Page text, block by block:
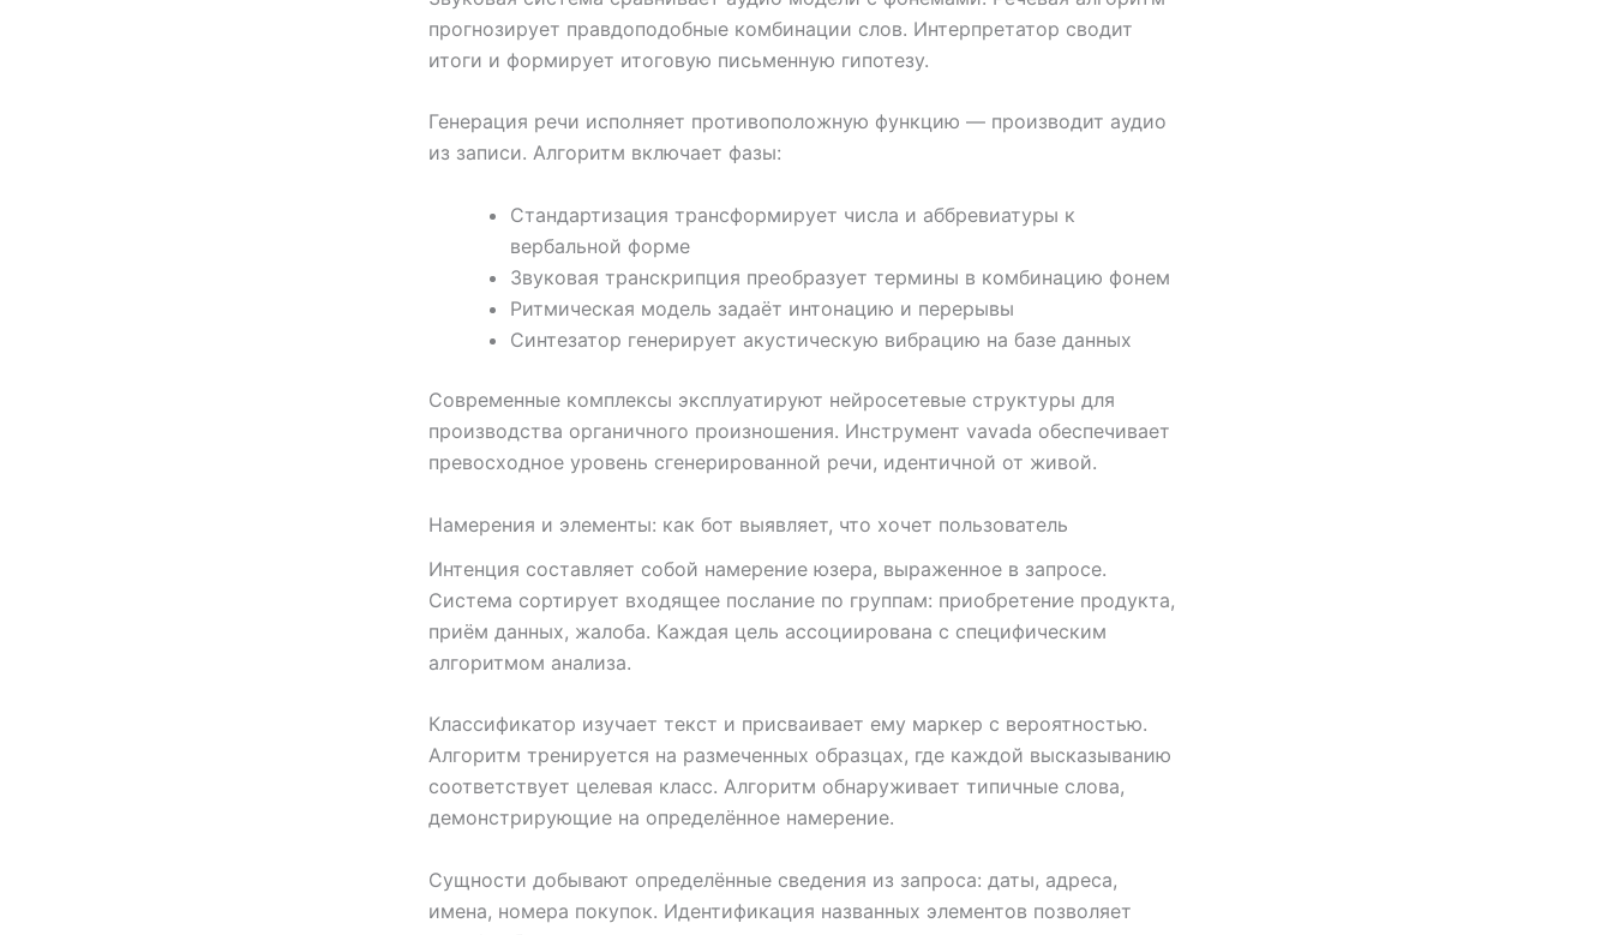
прогнозирует правдоподобные комбинации слов. Интерпретатор сводит
итоги и формирует итоговую письменную гипотезу.
Генерация речи исполняет противоположную функцию — производит аудио
из записи. Алгоритм включает фазы:
Стандартизация трансформирует числа и аббревиатуры к
вербальной форме
Звуковая транскрипция преобразует термины в комбинацию фонем
Ритмическая модель задаёт интонацию и перерывы
Синтезатор генерирует акустическую вибрацию на базе данных
Современные комплексы эксплуатируют нейросетевые структуры для
производства органичного произношения. Инструмент vavada обеспечивает
превосходное уровень сгенерированной речи, идентичной от живой.
Намерения и элементы: как бот выявляет, что хочет пользователь
Интенция составляет собой намерение юзера, выраженное в запросе.
Система сортирует входящее послание по группам: приобретение продукта,
приём данных, жалоба. Каждая цель ассоциирована с специфическим
алгоритмом анализа.
Классификатор изучает текст и присваивает ему маркер с вероятностью.
Алгоритм тренируется на размеченных образцах, где каждой высказыванию
соответствует целевая класс. Алгоритм обнаруживает типичные слова,
демонстрирующие на определённое намерение.
Сущности добывают определённые сведения из запроса: даты, адреса,
имена, номера покупок. Идентификация названных элементов позволяет